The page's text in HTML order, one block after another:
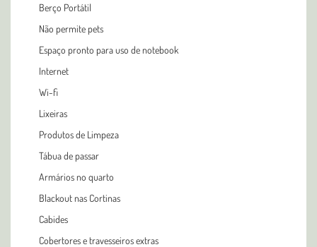
Berço Portátil
Não permite pets
Espaço pronto para uso de notebook
Internet
Wi-fi
Lixeiras
Produtos de Limpeza
Tábua de passar
Armários no quarto
Blackout nas Cortinas
Cabides
Cobertores e travesseiros extras